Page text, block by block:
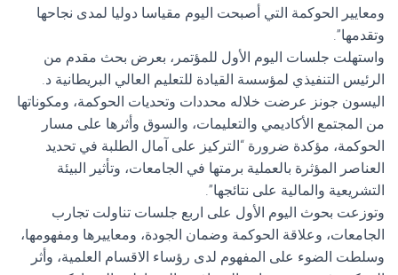
ومعايير الحوكمة التي أصبحت اليوم مقياسا دوليا لمدى نجاحها
وتقدمها”.
واستهلت جلسات اليوم الأول للمؤتمر، بعرض بحث مقدم من
الرئيس التنفيذي لمؤسسة القيادة للتعليم العالي البريطانية د.
اليسون جونز عرضت خلاله محددات وتحديات الحوكمة، ومكوناتها
من المجتمع الأكاديمي والتعليمات، والسوق وأثرها على مسار
الحوكمة، مؤكدة ضرورة “التركيز على آمال الطلبة في تحديد
العناصر المؤثرة بالعملية برمتها في الجامعات، وتأثير البيئة
التشريعية والمالية على نتائجها”.
وتوزعت بحوث اليوم الأول على اربع جلسات تناولت تجارب
الجامعات، وعلاقة الحوكمة وضمان الجودة، ومعاييرها ومفهومها،
وسلطت الضوء على المفهوم لدى رؤساء الاقسام العلمية، وأثر